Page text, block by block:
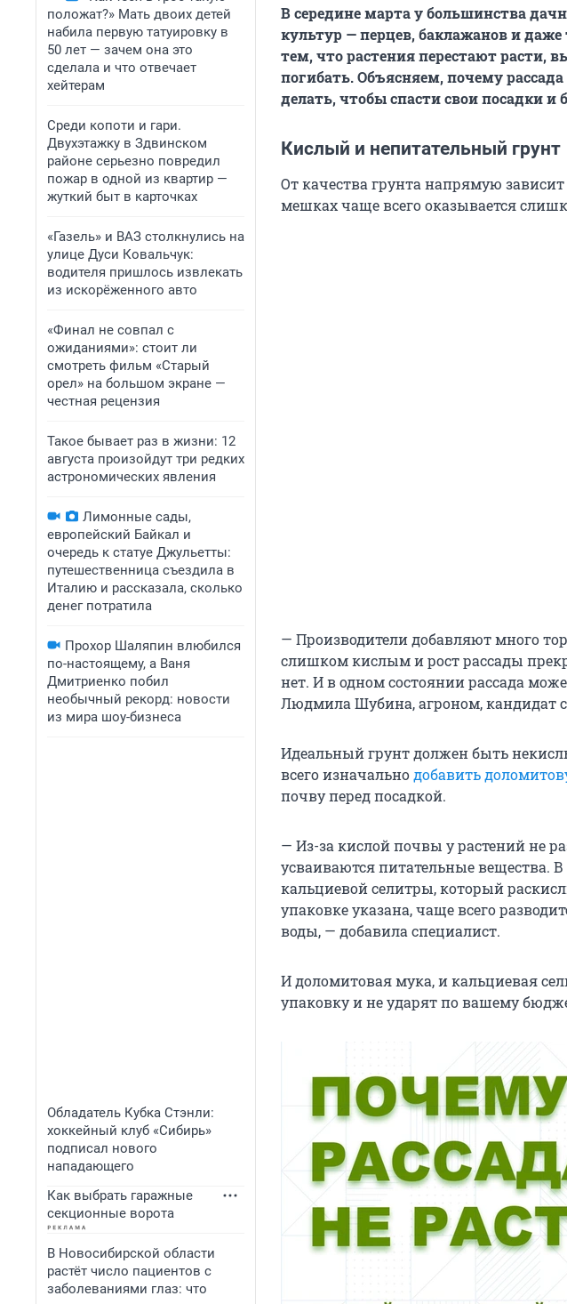
положат?» Мать двоих детей
набила первую татуировку в
50 лет — зачем она это
сделала и что отвечает
хейтерам
Среди копоти и гари.
Двухэтажку в Здвинском
районе серьезно повредил
пожар в одной из квартир —
жуткий быт в карточках
«Газель» и ВАЗ столкнулись на
улице Дуси Ковальчук:
водителя пришлось извлекать
из искорёженного авто
«Финал не совпал с
ожиданиями»: стоит ли
смотреть фильм «Старый
орел» на большом экране —
честная рецензия
Такое бывает раз в жизни: 12
августа произойдут три редких
астрономических явления
Лимонные сады,
европейский Байкал и
очередь к статуе Джульетты:
путешественница съездила в
Италию и рассказала, сколько
денег потратила
Прохор Шаляпин влюбился
по-настоящему, а Ваня
Дмитриенко побил
необычный рекорд: новости
из мира шоу-бизнеса
Обладатель Кубка Стэнли:
хоккейный клуб «Сибирь»
подписал нового
нападающего
Как выбрать гаражные
секционные ворота
В Новосибирской области
растёт число пациентов с
заболеваниями глаз: что
В середине марта у большинства
культур — перцев, баклажанов и
тем, что растения перестают расти,
погибать. Объясняем, почему
делать, чтобы спасти свои посадки
Кислый и непитательный грунт
От качества грунта напрямую
мешках чаще всего оказывается
— Производители добавляют много
слишком кислым и рост рассады
нет. И в одном состоянии рассада
Людмила Шубина, агроном, кандидат
Идеальный грунт должен быть
всего изначальнодобавить
почву перед посадкой.
— Из-за кислой почвы у растений не
усваиваются питательные вещества.
кальциевой селитры, который
упаковке указана, чаще всего
воды, — добавила специалист.
И доломитовая мука, и кальциевая
упаковку и не ударят по вашему